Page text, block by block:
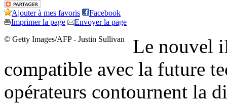
Ajouter à mes favoris
Facebook
Imprimer la page
Envoyer la page
© Getty Images/AFP - Justin Sullivan
Le nouvel
compatible avec la future
opérateurs contournent la